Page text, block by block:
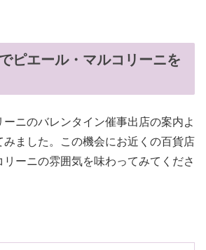
ピエール・マルコリーニを
ーニのバレンタイン催事出店の案内よ
みました。この機会にお近くの百貨店
ーニの雰囲気を味わってみてくださ